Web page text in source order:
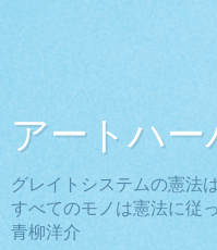
アートハ
グレイトシステムの憲法
すべてのモノは憲法に従
青柳洋介